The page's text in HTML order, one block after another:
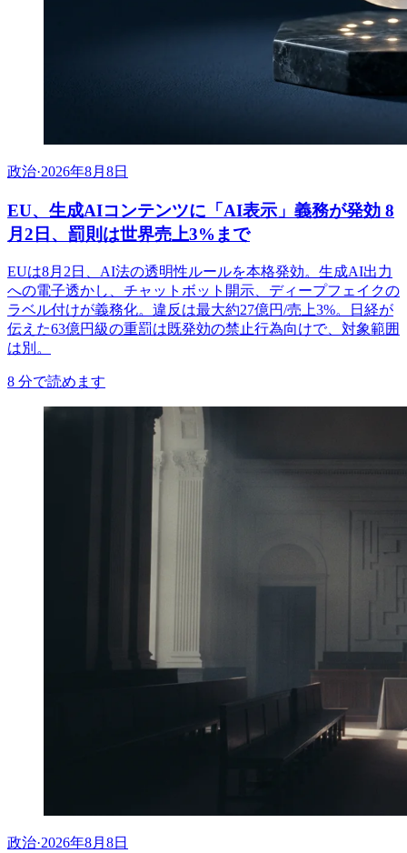
政治·2026年8月8日
EU、生成AIコンテンツに「AI表示」義務が発効 8
月2日、罰則は世界売上3%まで
EUは8月2日、AI法の透明性ルールを本格発効。生成AI出力
への電子透かし、チャットボット開示、ディープフェイクの
ラベル付けが義務化。違反は最大約27億円/売上3%。日経が
伝えた63億円級の重罰は既発効の禁止行為向けで、対象範囲
は別。
8 分で読めます
政治·2026年8月8日